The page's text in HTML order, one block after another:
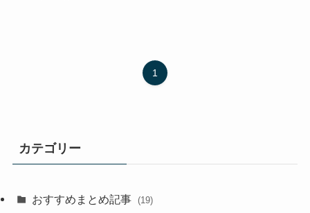
1
カテゴリー
おすすめまとめ記事 (19)